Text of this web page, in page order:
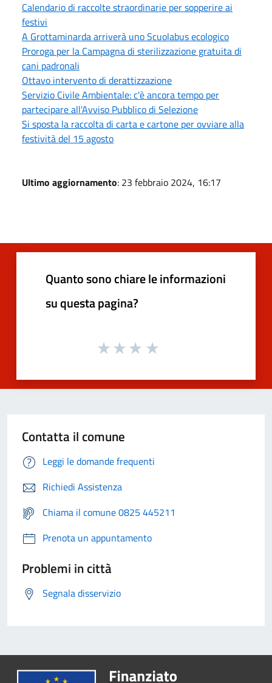
Calendario di raccolte straordinarie per sopperire ai
festivi
A Grottaminarda arriverà uno Scuolabus ecologico
Proroga per la Campagna di sterilizzazione gratuita di
cani padronali
Ottavo intervento di derattizzazione
Servizio Civile Ambientale: c'è ancora tempo per
partecipare all'Avviso Pubblico di Selezione
Si sposta la raccolta di carta e cartone per ovviare alla
festività del 15 agosto
Ultimo aggiornamento: 23 febbraio 2024, 16:17
Quanto sono chiare le informazioni
su questa pagina?
Contatta il comune
Leggi le domande frequenti
Richiedi Assistenza
Chiama il comune 0825 445211
Prenota un appuntamento
Problemi in città
Segnala disservizio